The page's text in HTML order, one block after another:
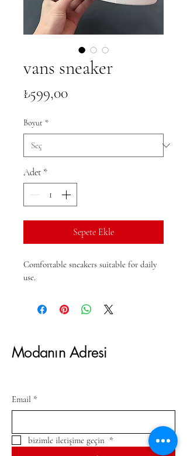
vans sneaker
₺599,00Fiyat
Boyut *
Adet *
Sepete Ekle
Comfortable sneakers suitable for daily
use.
Email *
bizimle iletişime geçin *
Modanın Adresi